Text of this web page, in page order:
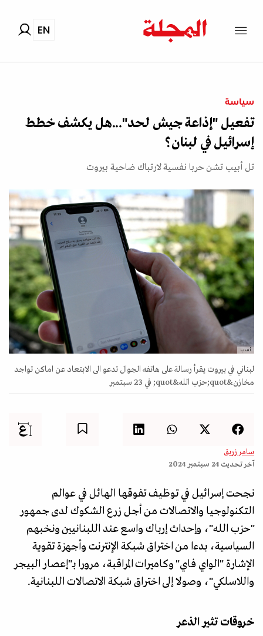
EN
سياسة
تفعيل "إذاعة جيش لحد"...هل يكشف خطط
إسرائيل في لبنان؟
تل أبيب تشن حربا نفسية لارتباك ضاحية بيروت
أ ف ب
لبناني في بيروت يقرأ رسالة على هاتفه الجوال تدعو الى الابتعاد عن اماكن تواجد
مخازن&quot;حزب الله&quot; في 23 سبتمبر
سامر زريق
آخر تحديث 24 سبتمبر 2024
نجحت إسرائيل في توظيف تفوقها الهائل في عوالم
التكنولوجيا والاتصالات من أجل زرع الشكوك لدى جمهور
"حزب الله"، وإحداث إرباك واسع عند اللبنانيين ونخبهم
السياسية، بدءا من اختراق شبكة الإنترنت وأجهزة تقوية
الإشارة "الواي فاي" وكاميرات المراقبة، مرورا بـ"إعصار البيجر
واللاسلكي"، وصولا إلى اختراق شبكة الاتصالات اللبنانية.
خروقات تثير الذعر